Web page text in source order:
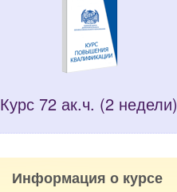
Курс 72 ак.ч. (2 недели)
Информация о курсе